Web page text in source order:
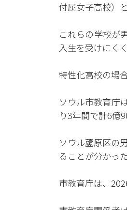
付属女子高校）
これらの学校が
入生を受けにく
特性化高校の場
ソウル市教育庁
り3年間で計6億
ソウル蘆原区の
ることが分かった
市教育庁は、